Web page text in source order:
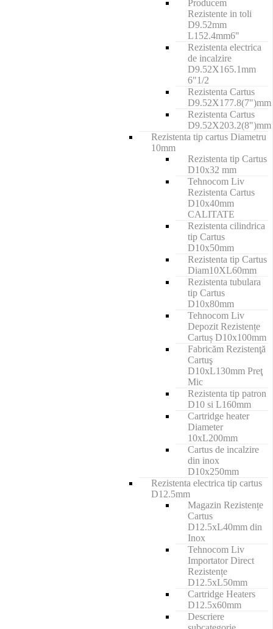
Producem
Rezistente in toli
D9.52mm
L152.4mm6"
Rezistenta electrica
de incalzire
D9.52X165.1mm
6"1/2
Rezistenta Cartus
D9.52X177.8(7")mm
Rezistenta Cartus
D9.52X203.2(8")mm
Rezistenta tip cartus Diametru
10mm
Rezistenta tip Cartus
D10x32 mm
Tehnocom Liv
Rezistenta Cartus
D10x40mm
CALITATE
Rezistenta cilindrica
tip Cartus
D10x50mm
Rezistenta tip Cartus
Diam10XL60mm
Rezistenta tubulara
tip Cartus
D10x80mm
Tehnocom Liv
Depozit Rezistențe
Cartuș D10x100mm
Fabricăm Rezistenţă
Cartuş
D10xL130mm Preţ
Mic
Rezistenta tip patron
D10 si L160mm
Cartridge heater
Diameter
10xL200mm
Cartus de incalzire
din inox
D10x250mm
Rezistenta electrica tip cartus
D12.5mm
Magazin Rezistențe
Cartus
D12.5xL40mm din
Inox
Tehnocom Liv
Importator Direct
Rezistențe
D12.5xL50mm
Cartridge Heaters
D12.5x60mm
Descriere